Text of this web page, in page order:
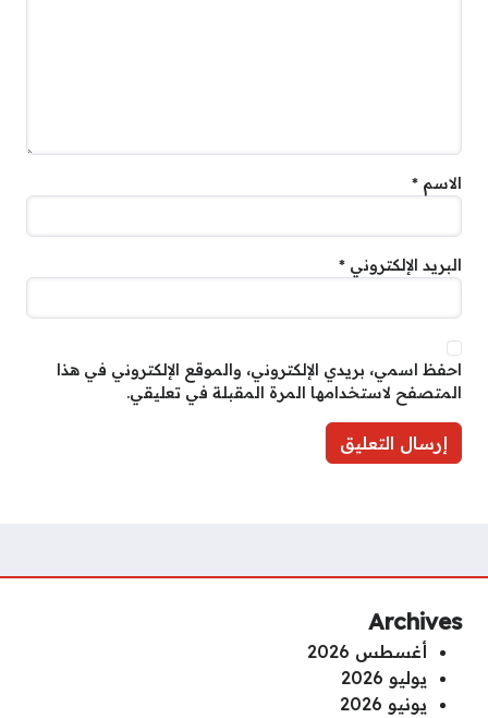
الاسم *
البريد الإلكتروني *
احفظ اسمي، بريدي الإلكتروني، والموقع الإلكتروني في هذا
المتصفح لاستخدامها المرة المقبلة في تعليقي.
Archives
أغسطس 2026
يوليو 2026
يونيو 2026